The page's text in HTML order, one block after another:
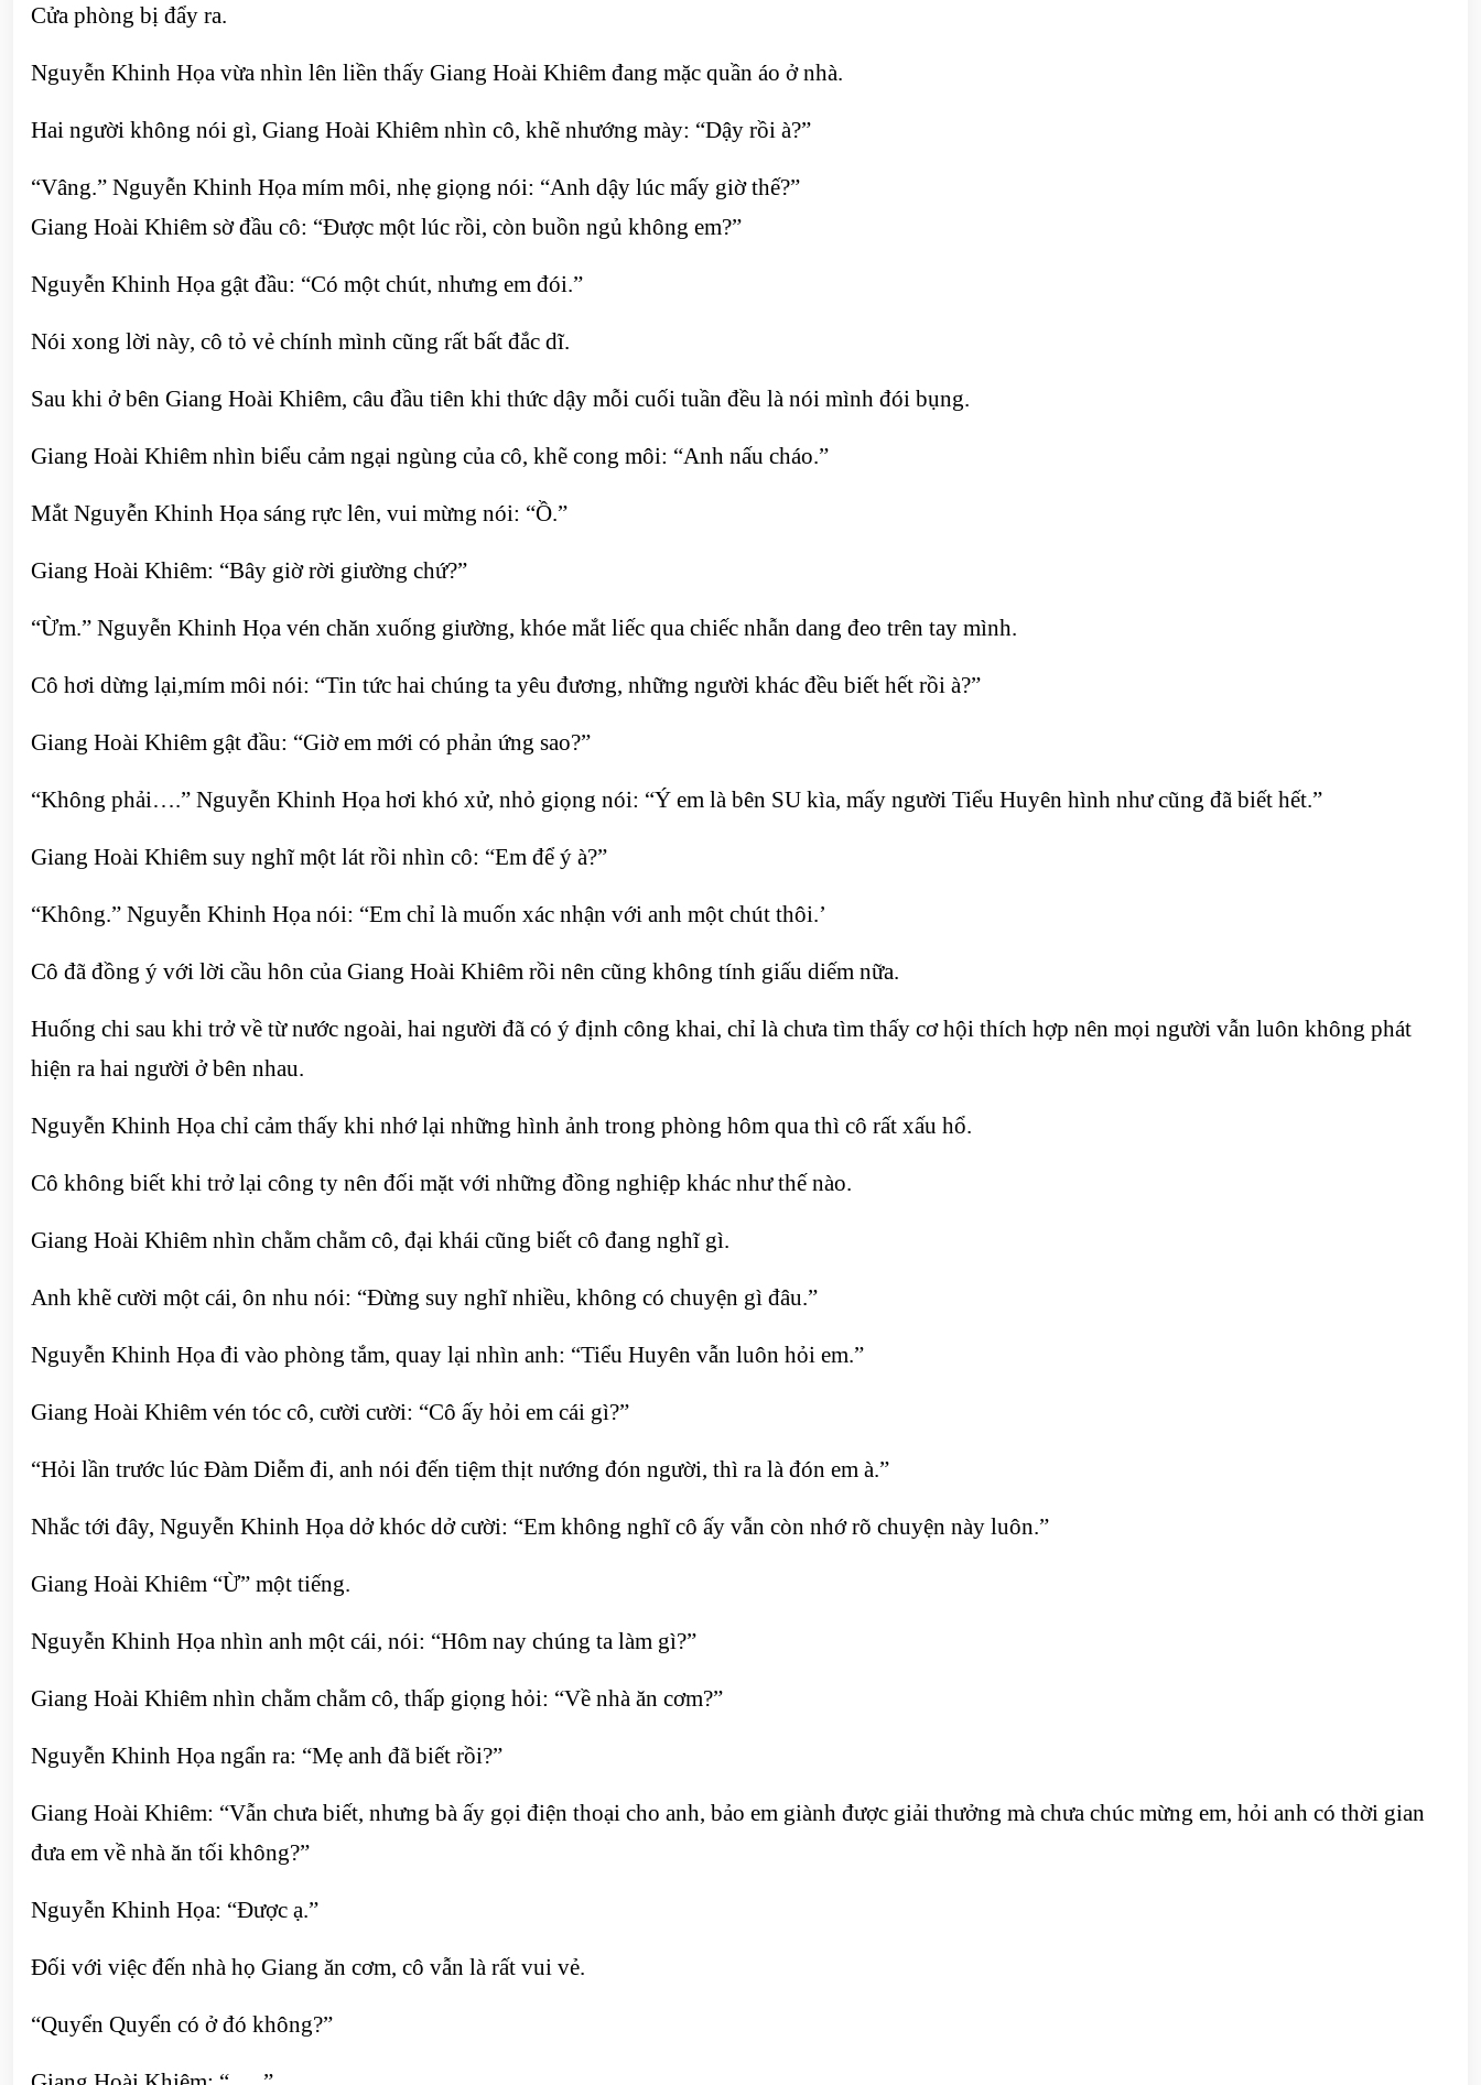
Cửa phòng bị đẩy ra.
Nguyễn Khinh Họa vừa nhìn lên liền thấy Giang Hoài Khiêm đang mặc quần áo ở nhà.
Hai người không nói gì, Giang Hoài Khiêm nhìn cô, khẽ nhướng mày: “Dậy rồi à?”
“Vâng.” Nguyễn Khinh Họa mím môi, nhẹ giọng nói: “Anh dậy lúc mấy giờ thế?”
Giang Hoài Khiêm sờ đầu cô: “Được một lúc rồi, còn buồn ngủ không em?”
Nguyễn Khinh Họa gật đầu: “Có một chút, nhưng em đói.”
Nói xong lời này, cô tỏ vẻ chính mình cũng rất bất đắc dĩ.
Sau khi ở bên Giang Hoài Khiêm, câu đầu tiên khi thức dậy mỗi cuối tuần đều là nói mình đói bụng.
Giang Hoài Khiêm nhìn biểu cảm ngại ngùng của cô, khẽ cong môi: “Anh nấu cháo.”
Mắt Nguyễn Khinh Họa sáng rực lên, vui mừng nói: “Ồ.”
Giang Hoài Khiêm: “Bây giờ rời giường chứ?”
“Ừm.” Nguyễn Khinh Họa vén chăn xuống giường, khóe mắt liếc qua chiếc nhẫn dang đeo trên tay mình.
Cô hơi dừng lại,mím môi nói: “Tin tức hai chúng ta yêu đương, những người khác đều biết hết rồi à?”
Giang Hoài Khiêm gật đầu: “Giờ em mới có phản ứng sao?”
“Không phải….” Nguyễn Khinh Họa hơi khó xử, nhỏ giọng nói: “Ý em là bên SU kìa, mấy người Tiểu Huyên hình như cũng đã biết hết.”
Giang Hoài Khiêm suy nghĩ một lát rồi nhìn cô: “Em để ý à?”
“Không.” Nguyễn Khinh Họa nói: “Em chỉ là muốn xác nhận với anh một chút thôi.’
Cô đã đồng ý với lời cầu hôn của Giang Hoài Khiêm rồi nên cũng không tính giấu diếm nữa.
Huống chi sau khi trở về từ nước ngoài, hai người đã có ý định công khai, chỉ là chưa tìm thấy cơ hội thích hợp nên mọi người vẫn luôn không phát
hiện ra hai người ở bên nhau.
Nguyễn Khinh Họa chỉ cảm thấy khi nhớ lại những hình ảnh trong phòng hôm qua thì cô rất xấu hổ.
Cô không biết khi trở lại công ty nên đối mặt với những đồng nghiệp khác như thế nào.
Giang Hoài Khiêm nhìn chằm chằm cô, đại khái cũng biết cô đang nghĩ gì.
Anh khẽ cười một cái, ôn nhu nói: “Đừng suy nghĩ nhiều, không có chuyện gì đâu.”
Nguyễn Khinh Họa đi vào phòng tắm, quay lại nhìn anh: “Tiểu Huyên vẫn luôn hỏi em.”
Giang Hoài Khiêm vén tóc cô, cười cười: “Cô ấy hỏi em cái gì?”
“Hỏi lần trước lúc Đàm Diễm đi, anh nói đến tiệm thịt nướng đón người, thì ra là đón em à.”
Nhắc tới đây, Nguyễn Khinh Họa dở khóc dở cười: “Em không nghĩ cô ấy vẫn còn nhớ rõ chuyện này luôn.”
Giang Hoài Khiêm “Ừ” một tiếng.
Nguyễn Khinh Họa nhìn anh một cái, nói: “Hôm nay chúng ta làm gì?”
Giang Hoài Khiêm nhìn chằm chằm cô, thấp giọng hỏi: “Về nhà ăn cơm?”
Nguyễn Khinh Họa ngẩn ra: “Mẹ anh đã biết rồi?”
Giang Hoài Khiêm: “Vẫn chưa biết, nhưng bà ấy gọi điện thoại cho anh, bảo em giành được giải thưởng mà chưa chúc mừng em, hỏi anh có thời gian
đưa em về nhà ăn tối không?”
Nguyễn Khinh Họa: “Được ạ.”
Đối với việc đến nhà họ Giang ăn cơm, cô vẫn là rất vui vẻ.
“Quyển Quyển có ở đó không?”